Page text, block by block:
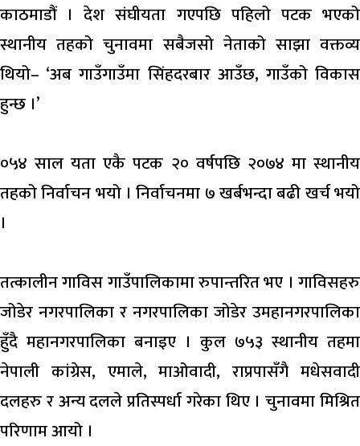
काठमाडौं । देश संघीयता गएपछि पहिलो पटक भएको
स्थानीय तहको चुनावमा सबैजसो नेताको साझा वक्तव्य
थियो– ‘अब गाउँगाउँमा सिंहदरबार आउँछ, गाउँको विकास
हुन्छ ।’
०५४ साल यता एकै पटक २० वर्षपछि २०७४ मा स्थानीय
तहको निर्वाचन भयो । निर्वाचनमा ७ खर्बभन्दा बढी खर्च भयो
।
तत्कालीन गाविस गाउँपालिकामा रुपान्तरित भए । गाविसहरु
जोडेर नगरपालिका र नगरपालिका जोडेर उमहानगरपालिका
हुँदै महानगरपालिका बनाइए । कुल ७५३ स्थानीय तहमा
नेपाली कांग्रेस, एमाले, माओवादी, राप्रपासँगै मधेसवादी
दलहरु र अन्य दलले प्रतिस्पर्धा गरेका थिए । चुनावमा मिश्रित
परिणाम आयो ।